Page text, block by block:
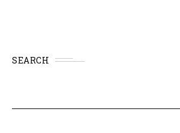
SEARCH